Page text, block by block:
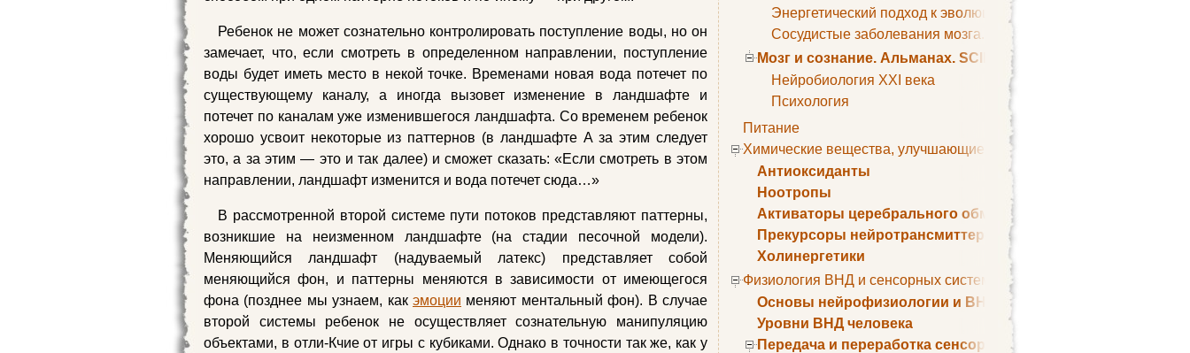
Энергетический подход к эволюции мозга
Сосудистые заболевания мозга. Все может начаться с
Мозг и сознание. Альманах. SCIENTIFIC AMERICAN
Нейробиология XXI века
Психология
Питание
Химические вещества, улучшающие умственные способности
Антиоксиданты
Ноотропы
Активаторы церебрального обмена веществ
Прекурсоры нейротрансмиттеров
Холинергетики
Физиология ВНД и сенсорных систем
Основы нейрофизиологии и ВНД
Уровни ВНД человека
Передача и переработка сенсорных сигналов
Ребенок не может сознательно контролировать поступление воды, но он
замечает, что, если смотреть в определенном направлении, поступление
воды будет иметь место в некой точке. Временами новая вода потечет по
существующему каналу, а иногда вызовет изменение в ландшафте и
потечет по каналам уже изменившегося ландшафта. Со временем ребенок
хорошо усвоит некоторые из паттернов (в ландшафте А за этим следует
это, а за этим — это и так далее) и сможет сказать: «Если смотреть в этом
направлении, ландшафт изменится и вода потечет сюда…»
В рассмотренной второй системе пути потоков представляют паттерны,
возникшие на неизменном ландшафте (на стадии песочной модели).
Меняющийся ландшафт (надуваемый латекс) представляет собой
меняющийся фон, и паттерны меняются в зависимости от имеющегося
фона (позднее мы узнаем, как эмоции меняют ментальный фон). В случае
второй системы ребенок не осуществляет сознательную манипуляцию
объектами, в отли-Кчие от игры с кубиками. Однако в точности так же, как у